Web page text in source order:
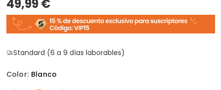
49,99 €
Standard (6 a 9 días laborables)
Color: Blanco